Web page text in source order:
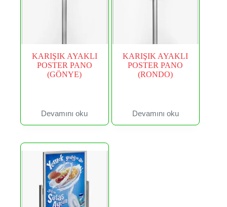
KARIŞIK AYAKLI
POSTER PANO
(GÖNYE)
Devamını oku
KARIŞIK AYAKLI
POSTER PANO
(RONDO)
Devamını oku